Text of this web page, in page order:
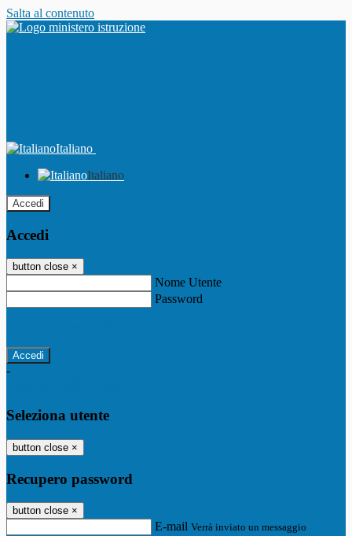
Salta al contenuto
Italiano
Italiano
Accedi
Accedi
button close ×
Nome Utente
Password
-
Seleziona utente
button close ×
Recupero password
button close ×
E-mail Verrà inviato un messaggio